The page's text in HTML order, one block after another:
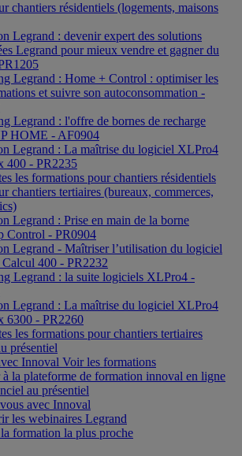
chantiers résidentiels (logements, maisons
Legrand : devenir expert des solutions
Legrand pour mieux vendre et gagner du
Legrand : Home + Control : optimiser les
et suivre son autoconsommation -
Legrand : l'offre de bornes de recharge
HOME - AF0904
Legrand : La maîtrise du logiciel XLPro4
400 - PR2235
les formations pour chantiers résidentiels
chantiers tertiaires (bureaux, commerces,
Legrand : Prise en main de la borne
Control - PR0904
Legrand - Maîtriser l’utilisation du logiciel
400 - PR2232
Legrand : la suite logiciels XLPro4 -
Legrand : La maîtrise du logiciel XLPro4
6300 - PR2260
les formations pour chantiers tertiaires
présentiel
Innoval Voir les formations
à la plateforme de formation innoval en ligne
au présentiel
avec Innoval
les webinaires Legrand
formation la plus proche